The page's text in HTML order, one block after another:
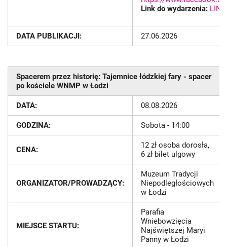
Link do wydarzenia: LINK
DATA PUBLIKACJI: 27.06.2026
Spacerem przez historię: Tajemnice łódzkiej fary - spacer
po kościele WNMP w Łodzi
DATA: 08.08.2026
GODZINA: Sobota - 14:00
CENA:
12 zł osoba dorosła,
6 zł bilet ulgowy
ORGANIZATOR/PROWADZĄCY:
Muzeum Tradycji
Niepodległościowych
w Łodzi
MIEJSCE STARTU:
Parafia
Wniebowzięcia
Najświętszej Maryi
Panny w Łodzi